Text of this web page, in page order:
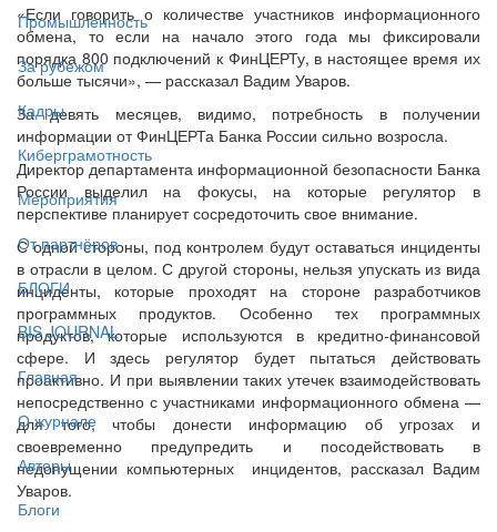
Промышленность
За рубежом
Кадры
Киберграмотность
Мероприятия
От партнёров
БЛОГИ
BIS JOURNAL
Главная
О журнале
Авторы
Блоги
«Если говорить о количестве участников информационного
обмена, то если на начало этого года мы фиксировали
порядка 800 подключений к ФинЦЕРТу, в настоящее время их
больше тысячи», — рассказал Вадим Уваров.
За девять месяцев, видимо, потребность в получении
информации от ФинЦЕРТа Банка России сильно возросла.
Директор департамента информационной безопасности Банка
России выделил на фокусы, на которые регулятор в
перспективе планирует сосредоточить свое внимание.
С одной стороны, под контролем будут оставаться инциденты
в отрасли в целом. С другой стороны, нельзя упускать из вида
инциденты, которые проходят на стороне разработчиков
программных продуктов. Особенно тех программных
продуктов, которые используются в кредитно-финансовой
сфере. И здесь регулятор будет пытаться действовать
проактивно. И при выявлении таких утечек взаимодействовать
непосредственно с участниками информационного обмена —
для того, чтобы донести информацию об угрозах и
своевременно предупредить и посодействовать в
недопущении компьютерных инцидентов, рассказал Вадим
Уваров.